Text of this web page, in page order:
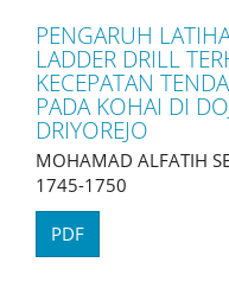
PENGARUH
LADDER DRILL
KECEPATAN
PADA KOHAI DI
DRIYOREJO
MOHAMAD ALFATIH
1745-1750
PDF